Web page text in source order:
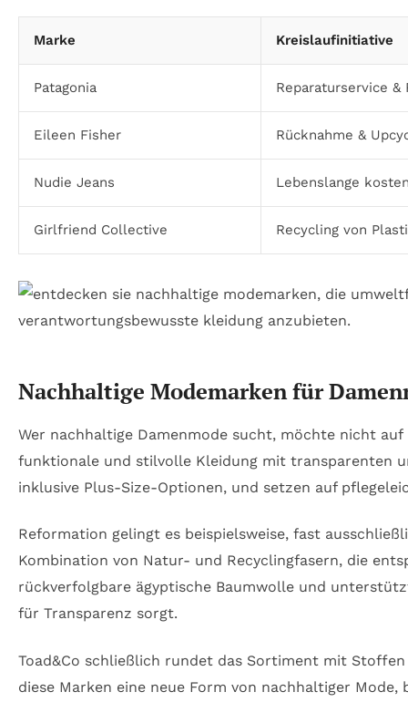
Marke Kreislaufinitiative
Patagonia Reparaturservice &
Eileen Fisher Rücknahme &
Nudie Jeans Lebenslange
Girlfriend Collective Recycling von
Nachhaltige Modemarken für
Wer nachhaltige Damenmode sucht, möchte nicht
funktionale und stilvolle Kleidung mit transparenten
inklusive Plus-Size-Optionen, und setzen auf
Reformation gelingt es beispielsweise, fast
Kombination von Natur- und Recyclingfasern, die
rückverfolgbare ägyptische Baumwolle und
für Transparenz sorgt.
Toad&Co schließlich rundet das Sortiment mit
diese Marken eine neue Form von nachhaltiger